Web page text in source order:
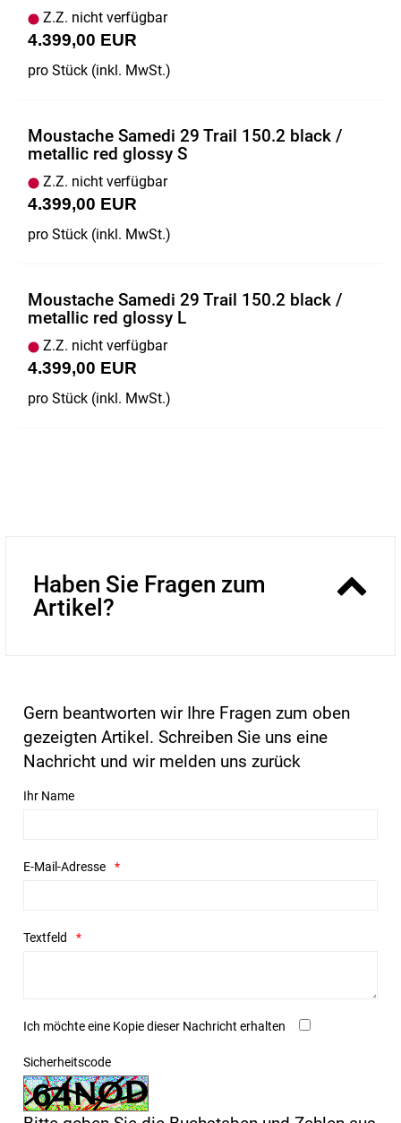
Z.Z. nicht verfügbar
4.399,00 EUR
pro Stück (inkl. MwSt.)
Moustache Samedi 29 Trail 150.2 black /
metallic red glossy S
Z.Z. nicht verfügbar
4.399,00 EUR
pro Stück (inkl. MwSt.)
Moustache Samedi 29 Trail 150.2 black /
metallic red glossy L
Z.Z. nicht verfügbar
4.399,00 EUR
pro Stück (inkl. MwSt.)
Haben Sie Fragen zum
Artikel?
Gern beantworten wir Ihre Fragen zum oben
gezeigten Artikel. Schreiben Sie uns eine
Nachricht und wir melden uns zurück
Ihr Name
E-Mail-Adresse
Textfeld
Ich möchte eine Kopie dieser Nachricht erhalten
Sicherheitscode